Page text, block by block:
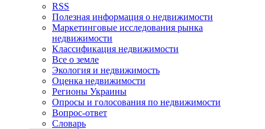
RSS
Полезная информация о недвижимости
Маркетинговые исследования рынка
недвижимости
Классификация недвижимости
Все о земле
Экология и недвижимость
Оценка недвижимости
Регионы Украины
Опросы и голосования по недвижимости
Вопрос-ответ
Словарь